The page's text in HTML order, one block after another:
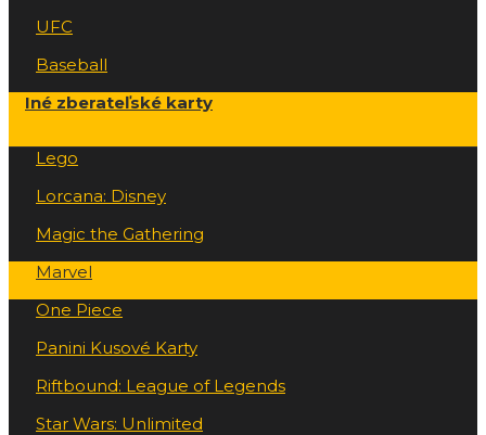
UFC
Baseball
Iné zberateľské karty
Lego
Lorcana: Disney
Magic the Gathering
Marvel
One Piece
Panini Kusové Karty
Riftbound: League of Legends
Star Wars: Unlimited